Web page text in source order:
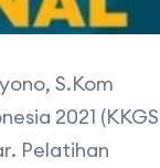
S.Kom
2021
Pelatihan